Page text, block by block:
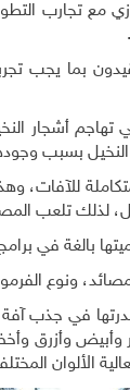
مع تجارب
بما يجب
تهاجم أشجار
بسبب
تلعب
بالغة في
ونوع
قدرتها في جذب
وأزرق
الألوان